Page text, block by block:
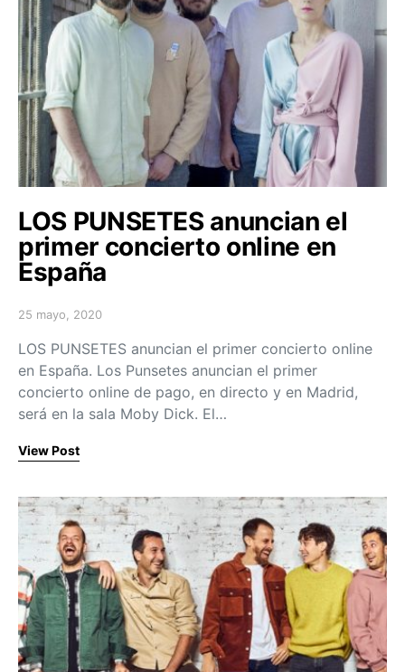
LOS PUNSETES anuncian el
primer concierto online en
España
Posted on
25 mayo, 2020
LOS PUNSETES anuncian el primer concierto online
en España. Los Punsetes anuncian el primer
concierto online de pago, en directo y en Madrid,
será en la sala Moby Dick. El…
View Post